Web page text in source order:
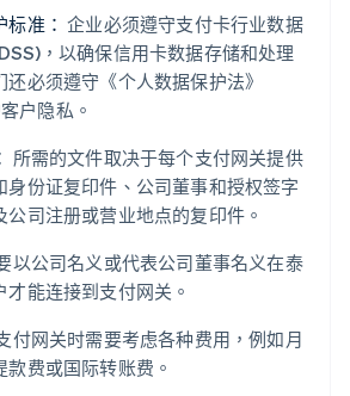
准： 企业必须遵守支付卡行业数据
，以确保信用卡数据存储和处理
必须遵守《个人数据保护法》
户隐私。
所需的文件取决于每个支付网关提供
身份证复印件、公司董事和授权签字
公司注册或营业地点的复印件。
以公司名义或代表公司董事名义在泰
才能连接到支付网关。
付网关时需要考虑各种费用，例如月
款费或国际转账费。